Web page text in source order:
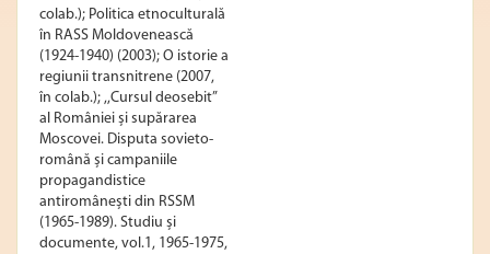
colab.); Politica etnoculturală
în RASS Moldovenească
(1924-1940) (2003); O istorie a
regiunii transnitrene (2007,
în colab.); ,,Cursul deosebit”
al României și supărarea
Moscovei. Disputa sovieto-
română și campaniile
propagandistice
antiromânești din RSSM
(1965-1989). Studiu și
documente, vol.1, 1965-1975,